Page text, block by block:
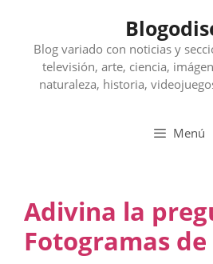
contenidoBlog variado con noticias y
televisión, arte, ciencia,
naturaleza, historia,
Menú
Adivina la
Fotogramas